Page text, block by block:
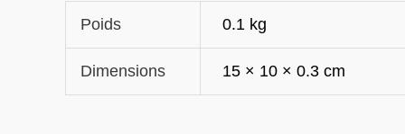
Poids 0.1 kg
Dimensions 15 × 10 × 0.3 cm